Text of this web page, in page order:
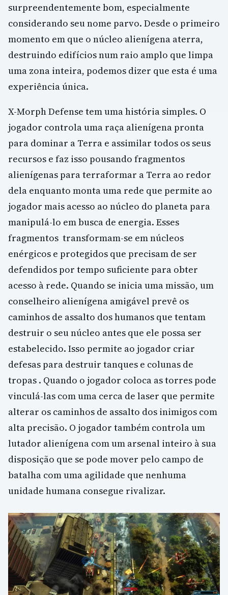
surpreendentemente bom, especialmente
considerando seu nome parvo. Desde o primeiro
momento em que o núcleo alienígena aterra,
destruindo edifícios num raio amplo que limpa
uma zona inteira, podemos dizer que esta é uma
experiência única.
X-Morph Defense tem uma história simples. O
jogador controla uma raça alienígena pronta
para dominar a Terra e assimilar todos os seus
recursos e faz isso pousando fragmentos
alienígenas para terraformar a Terra ao redor
dela enquanto monta uma rede que permite ao
jogador mais acesso ao núcleo do planeta para
manipulá-lo em busca de energia. Esses
fragmentos transformam-se em núcleos
enérgicos e protegidos que precisam de ser
defendidos por tempo suficiente para obter
acesso à rede. Quando se inicia uma missão, um
conselheiro alienígena amigável prevê os
caminhos de assalto dos humanos que tentam
destruir o seu núcleo antes que ele possa ser
estabelecido. Isso permite ao jogador criar
defesas para destruir tanques e colunas de
tropas . Quando o jogador coloca as torres pode
vinculá-las com uma cerca de laser que permite
alterar os caminhos de assalto dos inimigos com
alta precisão. O jogador também controla um
lutador alienígena com um arsenal inteiro à sua
disposição que se pode mover pelo campo de
batalha com uma agilidade que nenhuma
unidade humana consegue rivalizar.